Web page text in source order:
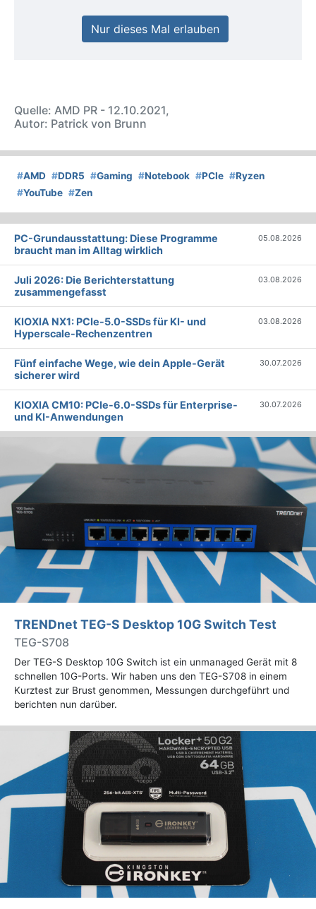
Nur dieses Mal erlauben
Quelle: AMD PR - 12.10.2021,
Autor: Patrick von Brunn
#AMD #DDR5 #Gaming #Notebook #PCIe #Ryzen
#YouTube #Zen
PC-Grundausstattung: Diese Programme
braucht man im Alltag wirklich
05.08.2026
Juli 2026: Die Bericht­erstattung
zusammengefasst
03.08.2026
KIOXIA NX1: PCIe-5.0-SSDs für KI- und
Hyperscale-Rechenzentren
03.08.2026
Fünf einfache Wege, wie dein Apple-Gerät
sicherer wird
30.07.2026
KIOXIA CM10: PCIe-6.0-SSDs für Enterprise-
und KI-Anwendungen
30.07.2026
TRENDnet TEG-S Desktop 10G Switch Test
TEG-S708
Der TEG-S Desktop 10G Switch ist ein unmanaged Gerät mit 8
schnellen 10G-Ports. Wir haben uns den TEG-S708 in einem
Kurztest zur Brust genommen, Messungen durchgeführt und
berichten nun darüber.